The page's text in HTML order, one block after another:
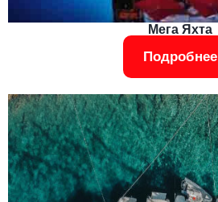
Мега Яхта
Подробнее